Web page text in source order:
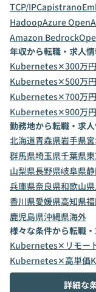
TCP/IPCapistrano
HadoopAzure
Amazon Bedrock
年収から転職・求人
Kubernetes✕300万
Kubernetes✕500万
Kubernetes✕700万
Kubernetes✕900万
勤務地から転職・求
北海道青森県岩手県
群馬県埼玉県千葉県
山梨県長野県岐阜県
兵庫県奈良県和歌山県
香川県愛媛県高知県
鹿児島県沖縄県海外
様々な条件から転職
Kubernetes✕リモー
Kubernetes✕高単価
詳細な